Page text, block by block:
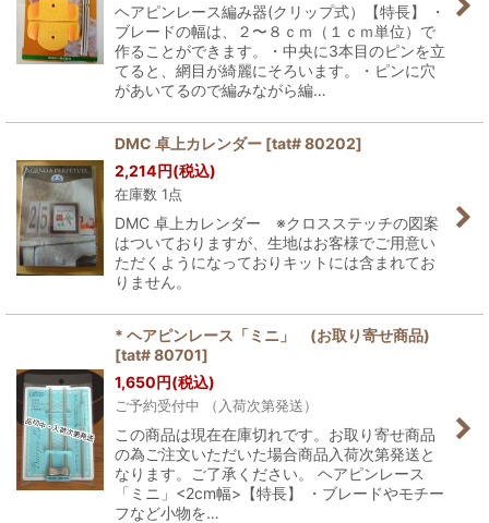
ヘアピンレース編み器(クリップ式）【特長】 ・
ブレードの幅は、２〜８ｃｍ（１ｃｍ単位）で
作ることができます。・中央に3本目のピンを立
てると、網目が綺麗にそろいます。・ピンに穴
があいてるので編みながら編…
DMC 卓上カレンダー [tat# 80202]
2,214円(税込)
在庫数 1点
DMC 卓上カレンダー ※クロスステッチの図案
はついておりますが、生地はお客様でご用意い
ただくようになっておりキットには含まれてお
りません。
* ヘアピンレース「ミニ」 (お取り寄せ商品)
[tat# 80701]
1,650円(税込)
ご予約受付中 （入荷次第発送）
この商品は現在在庫切れです。お取り寄せ商品
の為ご注文いただいた場合商品入荷次第発送と
なります。ご了承ください。 ヘアピンレース
「ミニ」<2cm幅>【特長】 ・ブレードやモチー
フなど小物を…